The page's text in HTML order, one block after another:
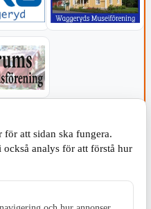
att sidan ska fungera.
analys för att förstå hur